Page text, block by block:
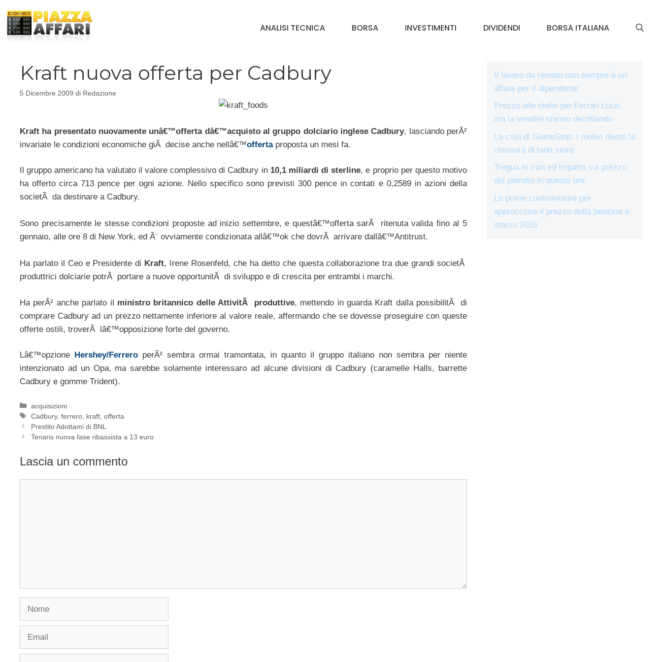
contenuto
ANALISI TECNICA BORSA INVESTIMENTI DIVIDENDI BORSA ITALIANA
Kraft nuova offerta per Cadbury
5 Dicembre 2009 di Redazione
Kraft ha presentato nuovamente unâ€™offerta dâ€™acquisto al gruppo dolciario inglese Cadbury, lasciando perÃ²
invariate le condizioni economiche giÃ decise anche nellâ€™offertaproposta un mesi fa.
Il gruppo americano ha valutato il valore complessivo di Cadbury in 10,1 miliardi di sterline, e proprio per questo motivo
ha offerto circa 713 pence per ogni azione. Nello specifico sono previsti 300 pence in contati e 0,2589 in azioni della
societÃ da destinare a Cadbury.
Sono precisamente le stesse condizioni proposte ad inizio settembre, e questâ€™offerta sarÃ ritenuta valida fino al 5
gennaio, alle ore 8 di New York, ed Ã¨ ovviamente condizionata allâ€™ok che dovrÃ arrivare dallâ€™Antitrust.
Ha parlato il Ceo e Presidente di Kraft, Irene Rosenfeld, che ha detto che questa collaborazione tra due grandi societÃ
produttrici dolciarie potrÃ portare a nuove opportunitÃ di sviluppo e di crescita per entrambi i marchi.
Ha perÃ² anche parlato il ministro britannico delle AttivitÃ produttive, mettendo in guarda Kraft dalla possibilitÃ di
comprare Cadbury ad un prezzo nettamente inferiore al valore reale, affermando che se dovesse proseguire con queste
offerte ostili, troverÃ lâ€™opposizione forte del governo.
Lâ€™opzione Hershey/Ferrero perÃ² sembra ormai tramontata, in quanto il gruppo italiano non sembra per niente
intenzionato ad un Opa, ma sarebbe solamente interessaro ad alcune divisioni di Cadbury (caramelle Halls, barrette
Cadbury e gomme Trident).
Categorie
acquisizioni
Tag
Cadbury,ferrero kraft ,offerta
Prestito Adottami di BNL
Tenaris nuova fase ribassista a 13 euro
Lascia un commento
Nome
Email
Il lavoro da remoto non sempre è un
affare per il dipendente
Prezzo alle stelle per Ferrari Luce,
ma la vendite stanno decollando
La crisi di GameStop: i motivi dietro la
chiusura di tanti store
Tregua in Iran ed impatto sul prezzo
del petrolio in queste ore
Le prime contromisure per
approcciare il prezzo della benzina a
marzo 2026